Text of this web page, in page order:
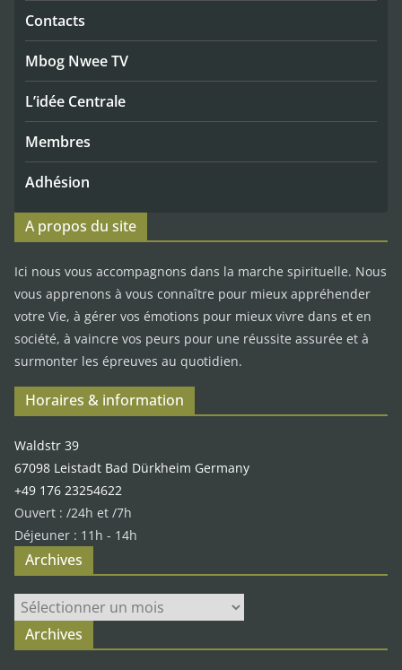
Contacts
Mbog Nwee TV
L’idée Centrale
Membres
Adhésion
A propos du site
Ici nous vous accompagnons dans la marche spirituelle. Nous
vous apprenons à vous connaître pour mieux appréhender
votre Vie, à gérer vos émotions pour mieux vivre dans et en
société, à vaincre vos peurs pour une réussite assurée et à
surmonter les épreuves au quotidien.
Horaires & information
Waldstr 39
67098 Leistadt Bad Dürkheim Germany
+49 176 23254622
Ouvert : /24h et /7h
Déjeuner : 11h - 14h
Archives
Archives
Archives